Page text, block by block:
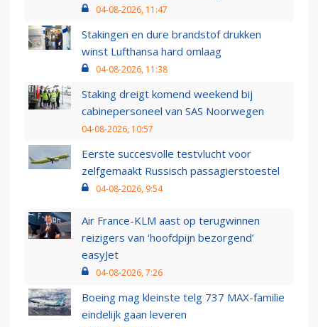
04-08-2026, 11:47
Stakingen en dure brandstof drukken
winst Lufthansa hard omlaag
04-08-2026, 11:38
Staking dreigt komend weekend bij
cabinepersoneel van SAS Noorwegen
04-08-2026, 10:57
Eerste succesvolle testvlucht voor
zelfgemaakt Russisch passagierstoestel
04-08-2026, 9:54
Air France-KLM aast op terugwinnen
reizigers van ‘hoofdpijn bezorgend’
easyJet
04-08-2026, 7:26
Boeing mag kleinste telg 737 MAX-familie
eindelijk gaan leveren